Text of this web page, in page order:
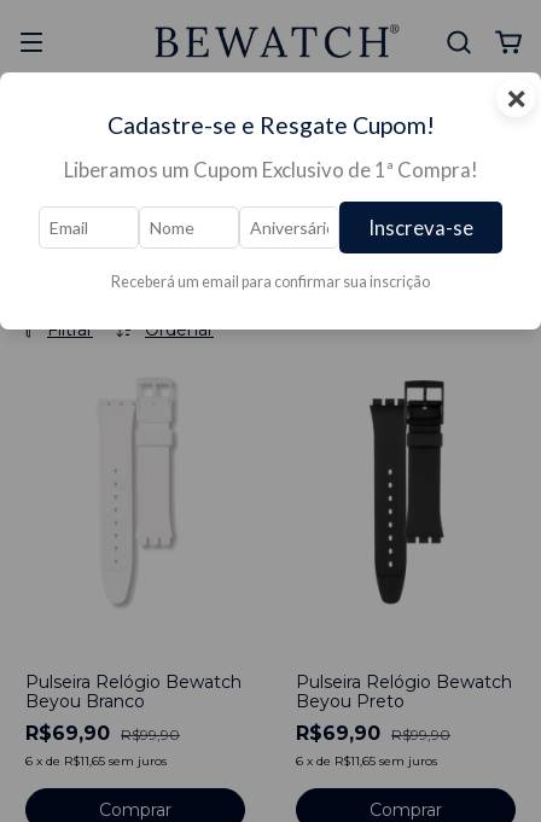
Mais Segura Lojas Físicas
PULSEIRAS / Pulseiras Para Relógios / Pulseiras Para Relógios Transparentes
Pulseiras Para Relógios
Transparentes
Ordenar
Filtrar
Pulseira Relógio Bewatch
Beyou Branco
R$69,90 R$99,90
6 x de R$11,65 sem juros
Pulseira Relógio Bewatch
Beyou Preto
R$69,90 R$99,90
6 x de R$11,65 sem juros
Comprar
×
Cadastre-se e Resgate Cupom!
Liberamos um Cupom Exclusivo de 1ª Compra!
Inscreva-se
Receberá um email para confirmar sua inscrição